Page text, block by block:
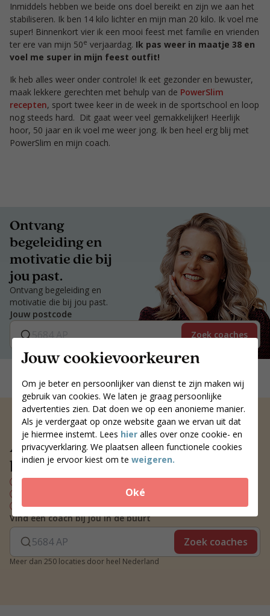
Jouw cookievoorkeuren
Om je beter en persoonlijker van dienst te zijn maken wij
gebruik van cookies. We laten je graag persoonlijke
advertenties zien. Dat doen we op een anonieme manier.
Als je verdergaat op onze website gaan we ervan uit dat
je hiermee instemt. Lees hier alles over onze cookie- en
privacyverklaring. We plaatsen alleen functionele cookies
indien je ervoor kiest om te weigeren.
Oké
Inmiddels hebben we beide ons doel bereikt en zijn we aan het
stabiliseren. Ik ben 14 kilo lichter en mijn man 20 kilo. Ik voel me
super! Binnenkort vier ik een mooi feest met familie en vrienden
ter ere van mijn 50e verjaardag. Ik pas weer in maatje 38 en
voel me super in mijn feest outfit!
Ik heb alles weer onder controle! Ik eet gezonder en bewuster,
maak lekkere gerechten met behulp van de PowerSlim
recepten, sport twee keer in de week in de sportschool en loop
nog steeds hard. Dit gaat weer veel gemakkelijker! Heerlijk
hoor, 50 jaar en ik voel me weer jong. Ik ben heel erg blij met
PowerSlim en mijn coach.
Ontvang
begeleiding en
motivatie die bij
jou past.
Ontvang begeleiding en
motivatie die bij jou past.
Jouw postcode
Zoek coaches
Altijd een voedingscoach
bij jou in de buurt
Persoonlijk voedingsplan
Wekelijks contact met je coach
Blijvend resultaat
Vind een coach bij jou in de buurt
Zoek coaches
Meer dan 250 locaties door heel Nederland